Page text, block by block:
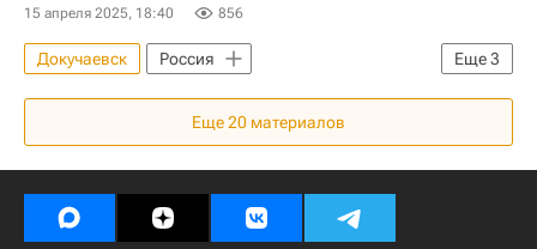
15 апреля 2025, 18:40 856
Еще3
Докучаевск
Россия
Донецкая Народная Республика
Денис Пушилин
Еще20 материалов